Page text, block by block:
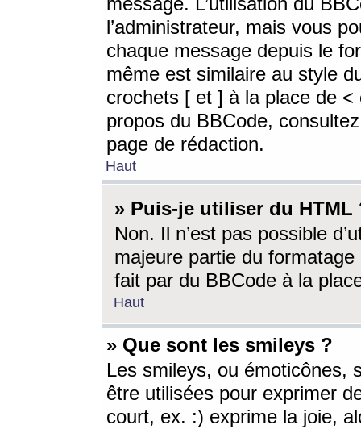
l’administrateur, mais vous
chaque message depuis le
même est similaire au style
crochets [ et ] à la place de <
propos du BBCode,
page de rédaction.
Haut
» Puis-je utiliser du HTML
Non. Il n’est pas possible
majeure partie du
fait par du BBCode à la
Haut
» Que sont les smileys ?
Les smileys, ou émoticônes,
être utilisées pour exprimer
court, ex. :) exprime la joie,